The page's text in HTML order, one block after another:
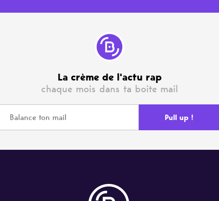
La crème de l'actu rap
chaque mois dans ta boite mail